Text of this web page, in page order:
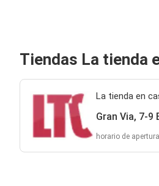
Tiendas La tienda
La tienda en
Gran Via, 7-9
horario de apertura